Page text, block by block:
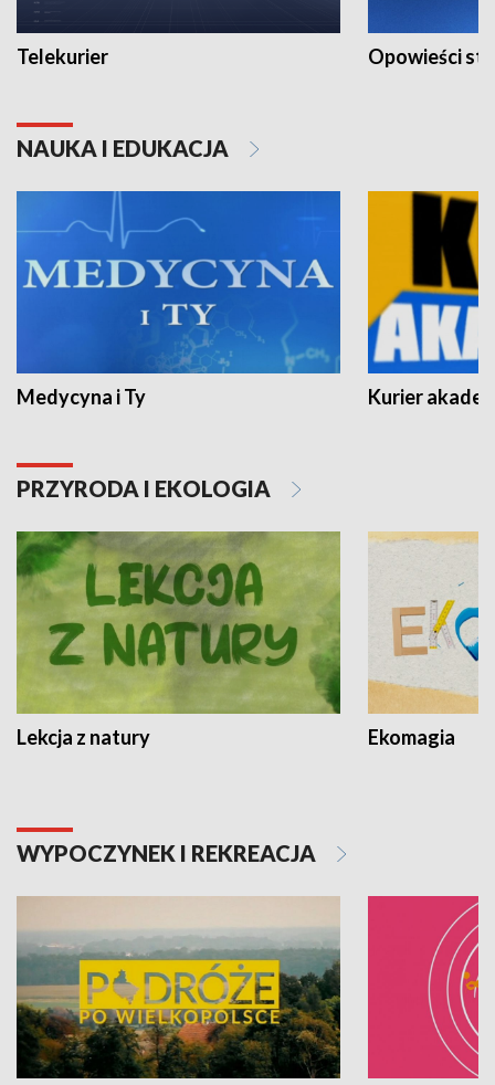
Telekurier Opowieści
NAUKA I EDUKACJA
Medycyna i Ty Kurier
PRZYRODA I EKOLOGIA
Lekcja z natury Ekomagia
WYPOCZYNEK I REKREACJA